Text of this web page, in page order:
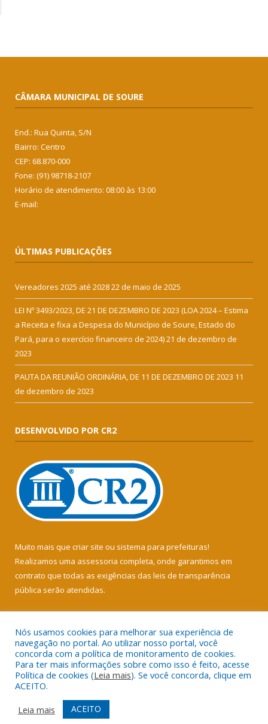
CÂMARA MUNICIPAL DE SOURE
End.: Rua Quinta, S/N
Bairro: Centro
CEP: 68.870-000
Fone: (91) 98718-2107
Horário de atendimento: 08:00 às 13:00
E-mail:
ÚLTIMAS PUBLICAÇÕES
Vereadores 2025 até 202822 de maio de 2025
LEI Nº 3493/2023, DE 21 DE DEZEMBRO DE 2023 (LOA 2024 – Estima
a Receita e fixa a Despesa do Município de Soure, Estado do
Pará, para o exercício financeiro de 2024)21 de dezembro de
2023
PAUTA DA REUNIÃO ORDINÁRIA, DE 11 DE DEZEMBRO DE 2023 11
de dezembro de 2023
DESENVOLVIDO POR CR2
Muito mais que criar site ou sistema para prefeituras!
Realizamos uma assessoria completa, onde garantimos em
contrato que todas as exigências das leis de transparência
pública serão atendidas.
Todos os direitos reservados a Câmara Municipal de Soure.
Mapa do Site
Acessar Área Administrativa
Acessar Webmail
Nós usamos cookies para melhorar sua experiência de
navegação no portal. Ao utilizar nosso portal, você
concorda com a política de monitoramento de cookies.
Para ter mais informações sobre como isso é feito, acesse
Política de cookies (Leia mais). Se você concorda, clique em
ACEITO.
Leia mais
ACEITO